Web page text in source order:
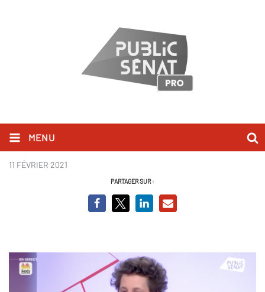
MENU
Julien Bayou_BCV.png
11 FÉVRIER 2021
PARTAGER SUR :